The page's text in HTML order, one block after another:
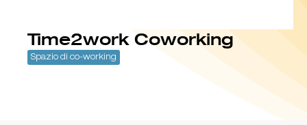
Time2work Coworking
Spazio di co-working